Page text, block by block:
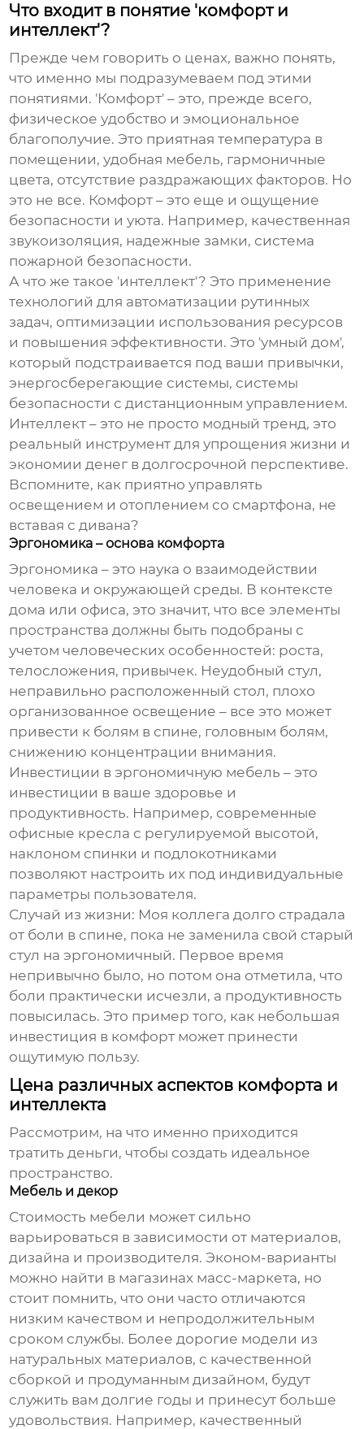
Что входит в понятие 'комфорт и
интеллект'?
Прежде чем говорить о ценах, важно понять,
что именно мы подразумеваем под этими
понятиями. 'Комфорт' – это, прежде всего,
физическое удобство и эмоциональное
благополучие. Это приятная температура в
помещении, удобная мебель, гармоничные
цвета, отсутствие раздражающих факторов. Но
это не все. Комфорт – это еще и ощущение
безопасности и уюта. Например, качественная
звукоизоляция, надежные замки, система
пожарной безопасности.
А что же такое 'интеллект'? Это применение
технологий для автоматизации рутинных
задач, оптимизации использования ресурсов
и повышения эффективности. Это 'умный дом',
который подстраивается под ваши привычки,
энергосберегающие системы, системы
безопасности с дистанционным управлением.
Интеллект – это не просто модный тренд, это
реальный инструмент для упрощения жизни и
экономии денег в долгосрочной перспективе.
Вспомните, как приятно управлять
освещением и отоплением со смартфона, не
вставая с дивана?
Эргономика – основа комфорта
Эргономика – это наука о взаимодействии
человека и окружающей среды. В контексте
дома или офиса, это значит, что все элементы
пространства должны быть подобраны с
учетом человеческих особенностей: роста,
телосложения, привычек. Неудобный стул,
неправильно расположенный стол, плохо
организованное освещение – все это может
привести к болям в спине, головным болям,
снижению концентрации внимания.
Инвестиции в эргономичную мебель – это
инвестиции в ваше здоровье и
продуктивность. Например, современные
офисные кресла с регулируемой высотой,
наклоном спинки и подлокотниками
позволяют настроить их под индивидуальные
параметры пользователя.
Случай из жизни: Моя коллега долго страдала
от боли в спине, пока не заменила свой старый
стул на эргономичный. Первое время
непривычно было, но потом она отметила, что
боли практически исчезли, а продуктивность
повысилась. Это пример того, как небольшая
инвестиция в комфорт может принести
ощутимую пользу.
Цена различных аспектов комфорта и
интеллекта
Рассмотрим, на что именно приходится
тратить деньги, чтобы создать идеальное
пространство.
Мебель и декор
Стоимость мебели может сильно
варьироваться в зависимости от материалов,
дизайна и производителя. Эконом-варианты
можно найти в магазинах масс-маркета, но
стоит помнить, что они часто отличаются
низким качеством и непродолжительным
сроком службы. Более дорогие модели из
натуральных материалов, с качественной
сборкой и продуманным дизайном, будут
служить вам долгие годы и принесут больше
удовольствия. Например, качественный